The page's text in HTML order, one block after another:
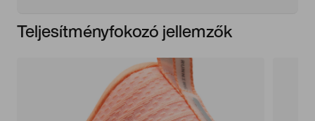
Teljesítményfokozó jellemzők